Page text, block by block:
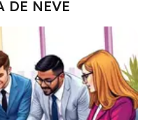
DE NEVE